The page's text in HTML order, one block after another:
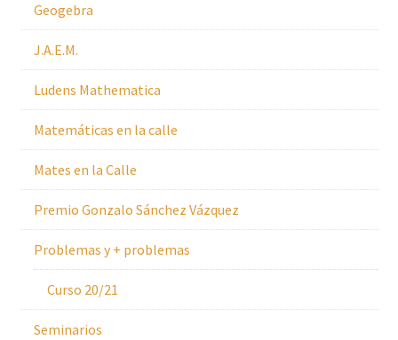
Geogebra
J.A.E.M.
Ludens Mathematica
Matemáticas en la calle
Mates en la Calle
Premio Gonzalo Sánchez Vázquez
Problemas y + problemas
Curso 20/21
Seminarios